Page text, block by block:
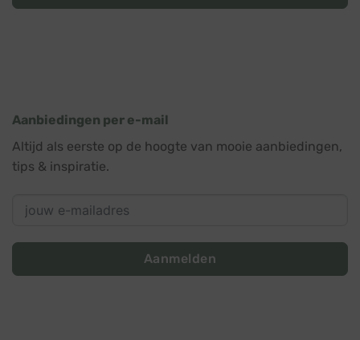
Aanbiedingen per e-mail
Altijd als eerste op de hoogte van mooie aanbiedingen,
tips & inspiratie.
Aanmelden